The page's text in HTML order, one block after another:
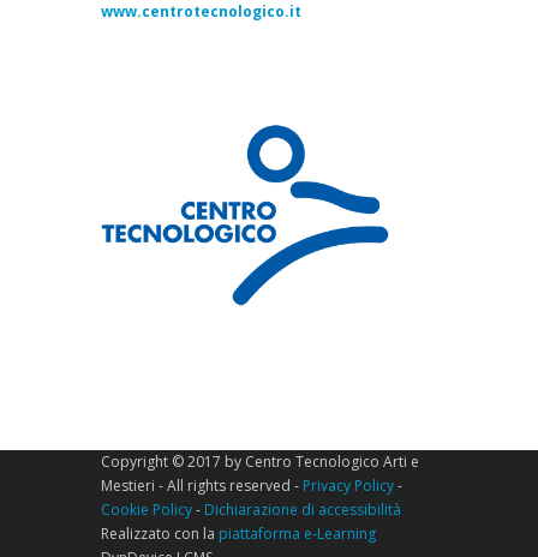
www.centrotecnologico.it
Copyright © 2017 by Centro Tecnologico Arti e
Mestieri - All rights reserved - Privacy Policy-
Cookie Policy- Dichiarazione di accessibilità
Realizzato con la piattaforma e-Learning